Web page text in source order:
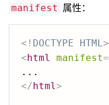
manifest 属性：
<! DOCTYPE HTML>
<html manifest=
</html>